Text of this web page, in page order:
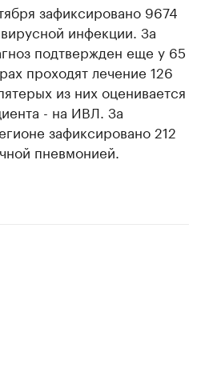
зафиксировано 9674
инфекции. За
подтвержден еще у 65
проходят лечение 126
из них оценивается
- на ИВЛ. За
зафиксировано 212
пневмонией.